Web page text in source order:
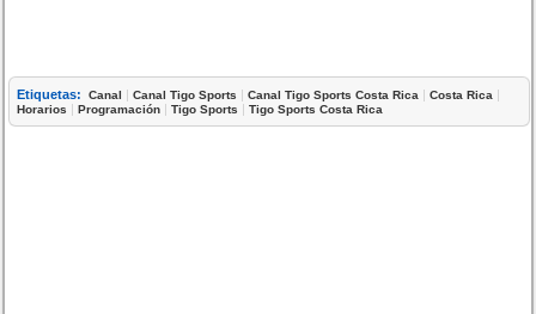
Etiquetas: Canal |Canal Tigo Sports |Canal Tigo Sports Costa Rica |Costa Rica |
Horarios |Programación |Tigo Sports |Tigo Sports Costa Rica